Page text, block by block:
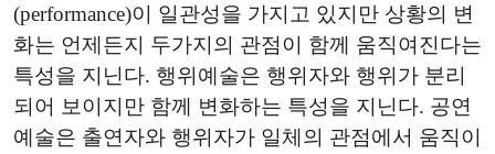
(performance)이 일관성을 가지고 있지만 상황의 변
화는 언제든지 두가지의 관점이 함께 움직여진다는
특성을 지닌다. 행위예술은 행위자와 행위가 분리
되어 보이지만 함께 변화하는 특성을 지닌다. 공연
예술은 출연자와 행위자가 일체의 관점에서 움직이